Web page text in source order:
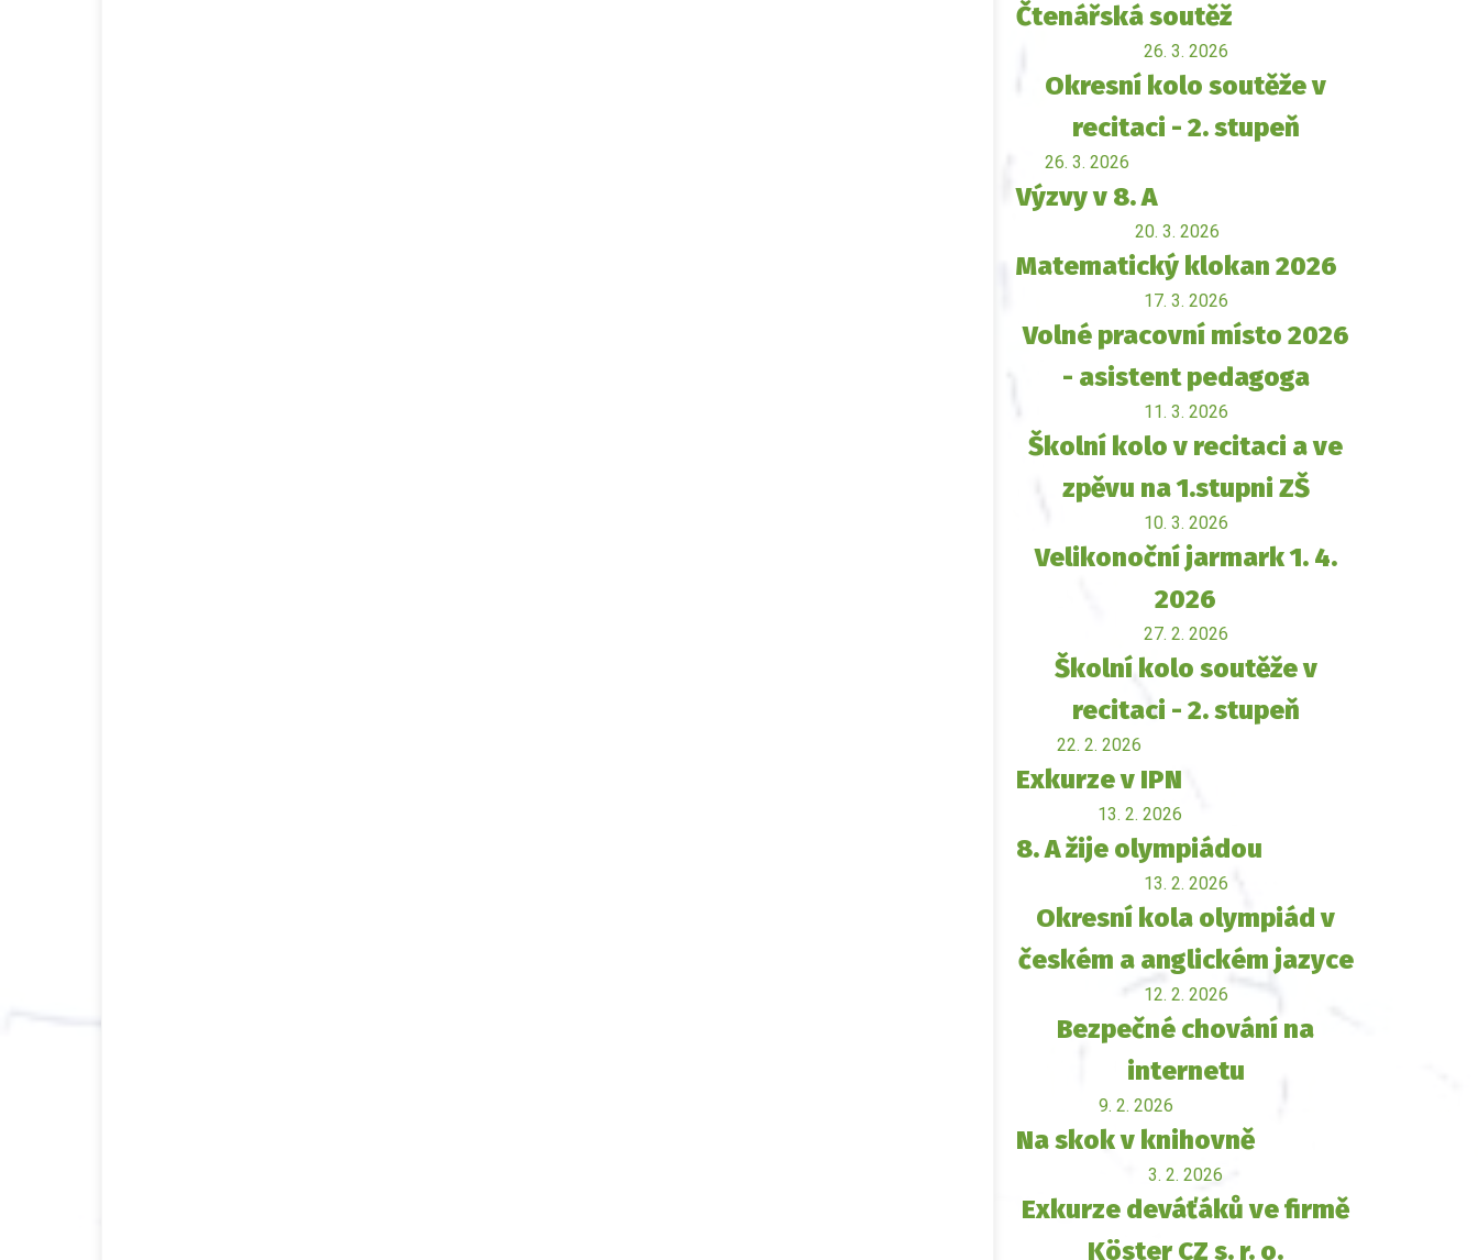
Čtenářská soutěž
26. 3. 2026
Okresní kolo soutěže v
recitaci - 2. stupeň
26. 3. 2026
Výzvy v 8. A
20. 3. 2026
Matematický klokan 2026
17. 3. 2026
Volné pracovní místo 2026
- asistent pedagoga
11. 3. 2026
Školní kolo v recitaci a ve
zpěvu na 1.stupni ZŠ
10. 3. 2026
Velikonoční jarmark 1. 4.
2026
27. 2. 2026
Školní kolo soutěže v
recitaci - 2. stupeň
22. 2. 2026
Exkurze v IPN
13. 2. 2026
8. A žije olympiádou
13. 2. 2026
Okresní kola olympiád v
českém a anglickém jazyce
12. 2. 2026
Bezpečné chování na
internetu
9. 2. 2026
Na skok v knihovně
3. 2. 2026
Exkurze deváťáků ve firmě
Köster CZ s. r. o.